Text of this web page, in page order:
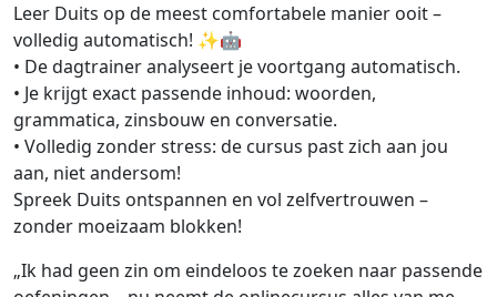
Leer Duits op de meest comfortabele manier ooit –
volledig automatisch! ✨🤖
• De dagtrainer analyseert je voortgang automatisch.
• Je krijgt exact passende inhoud: woorden,
grammatica, zinsbouw en conversatie.
• Volledig zonder stress: de cursus past zich aan jou
aan, niet andersom!
Spreek Duits ontspannen en vol zelfvertrouwen –
zonder moeizaam blokken!
„Ik had geen zin om eindeloos te zoeken naar passende